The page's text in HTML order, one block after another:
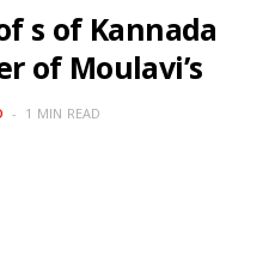
s of Kannada
of Moulavi’s
1 MIN READ